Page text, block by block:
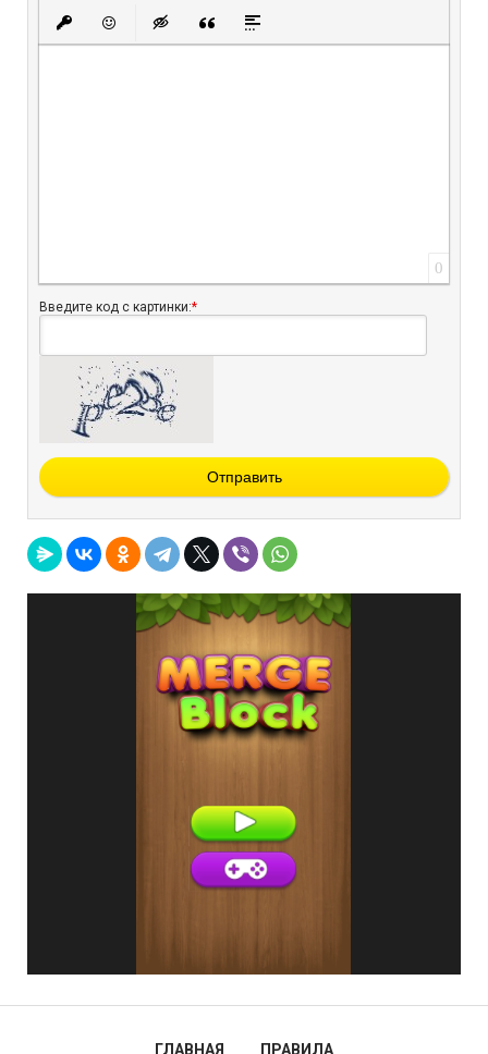
Полужирный
Курсив
Вставить защищенную ссылку
Вставить смайлик
Вставка скрытого текста
Вставка цитаты
Вставка спойлера
0
Введите код с картинки:*
Отправить
ГЛАВНАЯ ПРАВИЛА